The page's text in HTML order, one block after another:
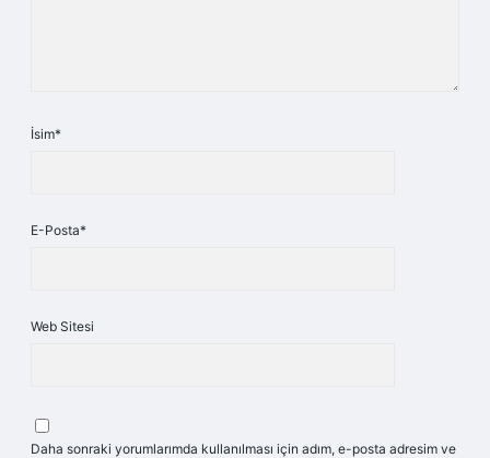
İsim*
E-Posta*
Web Sitesi
Daha sonraki yorumlarımda kullanılması için adım, e-posta adresim ve